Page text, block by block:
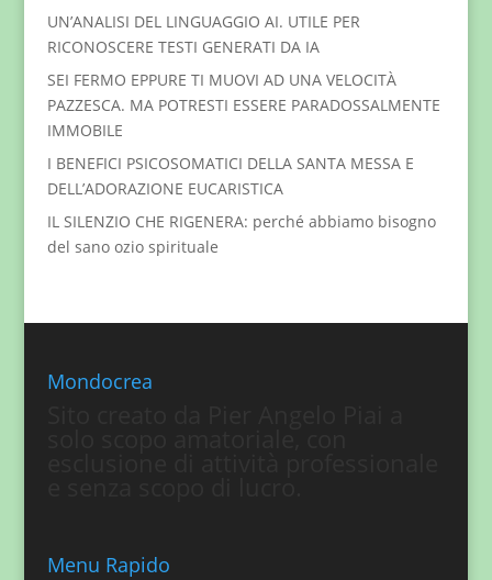
UN’ANALISI DEL LINGUAGGIO AI. UTILE PER
RICONOSCERE TESTI GENERATI DA IA
SEI FERMO EPPURE TI MUOVI AD UNA VELOCITÀ
PAZZESCA. MA POTRESTI ESSERE PARADOSSALMENTE
IMMOBILE
I BENEFICI PSICOSOMATICI DELLA SANTA MESSA E
DELL’ADORAZIONE EUCARISTICA
IL SILENZIO CHE RIGENERA: perché abbiamo bisogno
del sano ozio spirituale
Mondocrea
Menu Rapido